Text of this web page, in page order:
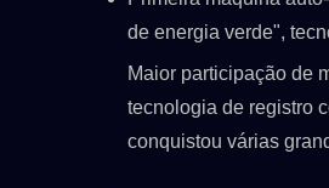
de energia verde",
Maior participação de
tecnologia de registro
conquistou várias